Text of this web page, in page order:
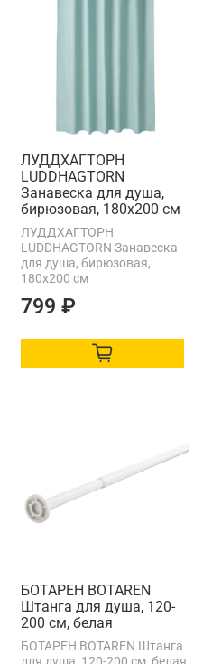
ЛУДДХАГТОРН
LUDDHAGTORN
Занавеска для душа,
бирюзовая, 180x200 см
ЛУДДХАГТОРН
LUDDHAGTORN Занавеска
для душа, бирюзовая,
180x200 см
799 ₽
БОТАРЕН BOTAREN
Штанга для душа, 120-
200 см, белая
БОТАРЕН BOTAREN Штанга
для душа, 120-200 см, белая